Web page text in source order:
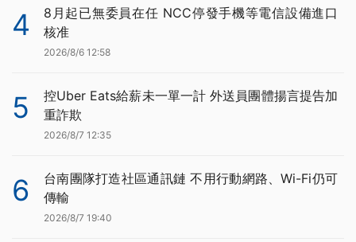
4
8月起已無委員在任 NCC停發手機等電信設備進口
核准
2026/8/6 12:58
5
控Uber Eats給薪未一單一計 外送員團體揚言提告加
重詐欺
2026/8/7 12:35
6
台南團隊打造社區通訊鏈 不用行動網路、Wi-Fi仍可
傳輸
2026/8/7 19:40